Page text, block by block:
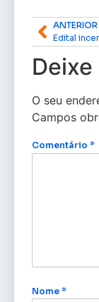
ANTERIOR
O seu
Campos
Comentário *
Nome *